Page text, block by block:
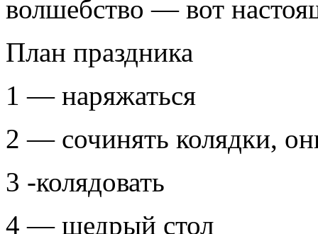
волшебство — вот
План праздника
1 — наряжаться
2 — сочинять колядки,
3 -колядовать
4 — щедрый стол